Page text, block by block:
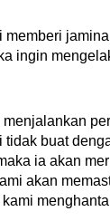
memberi
ingin
tidak buat
ia akan
akan